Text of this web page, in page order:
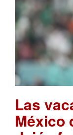
Las
México